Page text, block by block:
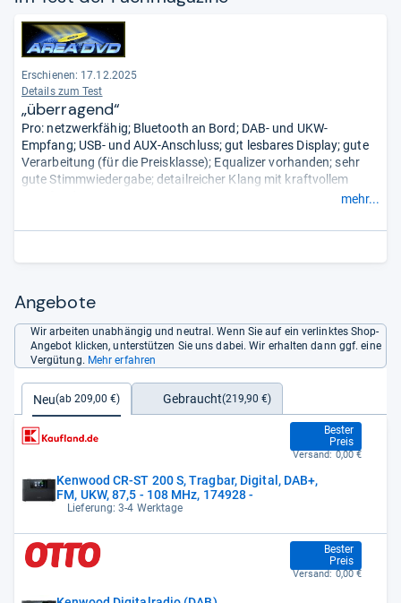
Erschienen: 17.12.2025
Details zum Test
„überragend“
Pro: netzwerkfähig; Bluetooth an Bord; DAB- und UKW-
Empfang; USB- und AUX-Anschluss; gut lesbares Display; gute
Verarbeitung (für die Preisklasse); Equalizer vorhanden; sehr
gute Stimmwiedergabe; detailreicher Klang mit kraftvollem
durch unsere Redaktion.
mehr...
Angebote
Wir arbeiten unabhängig und neutral. Wenn Sie auf ein verlinktes Shop-
Angebot klicken, unterstützen Sie uns dabei. Wir erhalten dann ggf. eine
Vergütung. Mehr erfahren
Neu(ab 209,00 €) Gebraucht(219,90 €)
Kenwood CR-ST 200 S, Tragbar, Digital, DAB+,
FM, UKW, 87,5 - 108 MHz, 174928 -
Lieferung: 3-4 Werktage
Bester
Preis
209,00 €
Versand: 0,00 €
Bester
Preis
209,00 €
Versand: 0,00 €